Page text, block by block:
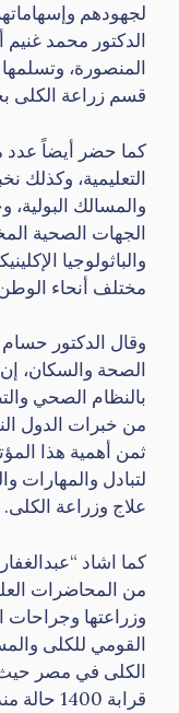
لجهودهم
الدكتور محمد غنيم
المنصورة،
قسم زراعة الكلى
كما حضر أيضاً عدد
التعليمية، وكذلك
والمسالك
الجهات الصحية
والباثولوجيا
مختلف أنحاء الوطن
وقال الدكتور
الصحة والسكان،
بالنظام الصحي
من خبرات الدول
ثمن أهمية هذا
لتبادل والمهارات
علاج وزراعة الكلى.
كما اشاد
من المحاضرات
وزراعتها وجراحات
القومي للكلى
الكلى في مصر
قرابة 1400 حالة منذ إنشاء المعهد.